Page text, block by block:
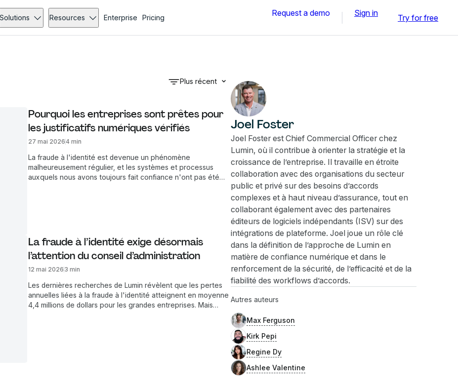
Solutions Resources Enterprise Pricing Request a demo Sign in Try for free
Joel Foster
Joel Foster est Chief Commercial Officer chez
Lumin, où il contribue à orienter la stratégie et la
croissance de l’entreprise. Il travaille en étroite
collaboration avec des organisations du secteur
public et privé sur des besoins d’accords
complexes et à haut niveau d’assurance, tout en
collaborant également avec des partenaires
éditeurs de logiciels indépendants (ISV) sur des
intégrations de plateforme. Joel joue un rôle clé
dans la définition de l’approche de Lumin en
matière de confiance numérique et dans le
renforcement de la sécurité, de l’efficacité et de la
fiabilité des workflows d’accords.
Autres auteurs
Max Ferguson
Kirk Pepi
Regine Dy
Ashlee Valentine
Plus récent
Pourquoi les entreprises sont prêtes pour
les justificatifs numériques vérifiés
27 mai 20264 min
La fraude à l'identité est devenue un phénomène
malheureusement régulier, et les systèmes et processus
auxquels nous avons toujours fait confiance n'ont pas été
La fraude à l’identité exige désormais
l’attention du conseil d’administration
12 mai 2026 3 min
Les dernières recherches de Lumin révèlent que les pertes
annuelles liées à la fraude à l'identité atteignent en moyenne
4,4 millions de dollars pour les grandes entreprises. Mais